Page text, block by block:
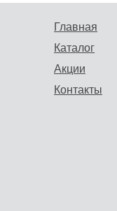
Главная
Каталог
Акции
Контакты